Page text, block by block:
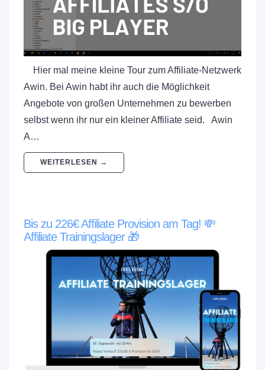
Hier mal meine kleine Tour zum Affiliate-Netzwerk
Awin. Bei Awin habt ihr auch die Möglichkeit
Angebote von großen Unternehmen zu bewerben
selbst wenn ihr nur ein kleiner Affiliate seid. Awin
A…
WEITERLESEN →
Bis zu 226€ Affiliate Provision am Tag! 💸
Affiliate Trainingslager 🎁